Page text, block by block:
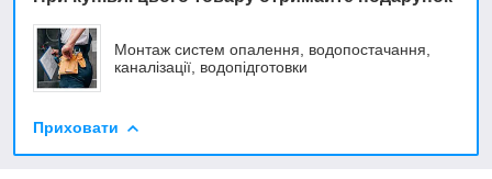
Монтаж систем опалення, водопостачання,
каналізації, водопідготовки
Приховати